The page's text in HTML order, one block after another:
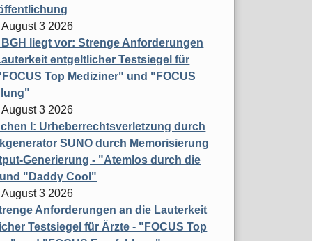
3 2026
liegt vor: Strenge Anforderungen
entgeltlicher Testsiegel für
Top Mediziner" und "FOCUS
3 2026
I: Urheberrechtsverletzung durch
SUNO durch Memorisierung
Generierung - "Atemlos durch die
"Daddy Cool"
3 2026
Anforderungen an die Lauterkeit
Testsiegel für Ärzte - "FOCUS Top